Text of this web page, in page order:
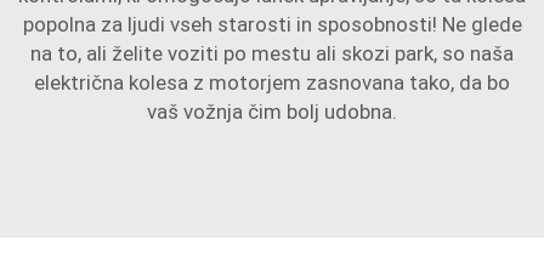
popolna za ljudi vseh starosti in sposobnosti! Ne glede
na to, ali želite voziti po mestu ali skozi park, so naša
električna kolesa z motorjem zasnovana tako, da bo
vaš vožnja čim bolj udobna.